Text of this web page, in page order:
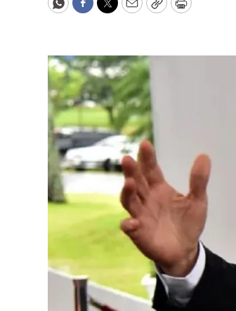
WhatsApp
Facebook
Twitter
EmailCopyPrint